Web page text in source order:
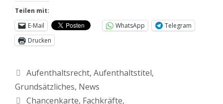
Teilen mit:
E-Mail
WhatsApp
Telegram
Drucken
Aufenthaltsrecht, Aufenthaltstitel,
Grundsätzliches, News
Chancenkarte, Fachkräfte,